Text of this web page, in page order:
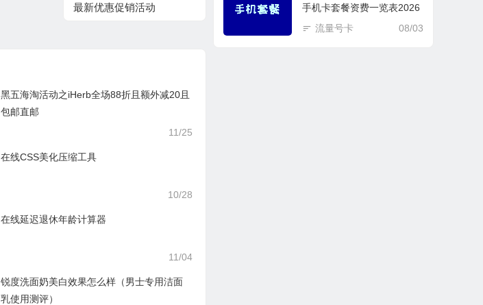
最新优惠促销活动
黑五海淘活动之iHerb全场88折且额外减20且
包邮直邮
11/25
在线CSS美化压缩工具
10/28
在线延迟退休年龄计算器
11/04
锐度洗面奶美白效果怎么样（男士专用洁面
乳使用测评）
手机卡套餐资费一览表2026
08/03
流量号卡